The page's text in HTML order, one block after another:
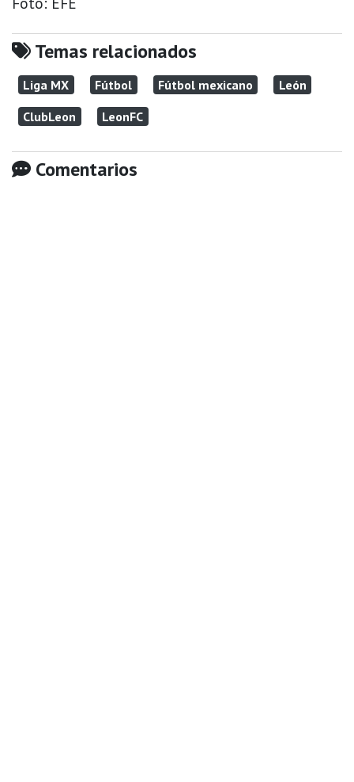
Temas relacionados
Liga MX Fútbol Fútbol mexicano
León
ClubLeon
LeonFC
Comentarios